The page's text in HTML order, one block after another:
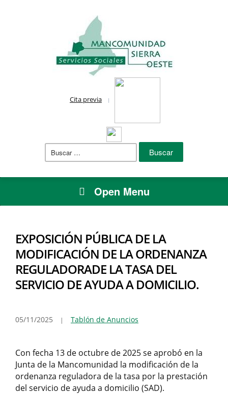
Cita previa
Buscar:
Open Menu
EXPOSICIÓN PÚBLICA DE LA
MODIFICACIÓN DE LA ORDENANZA
REGULADORADE LA TASA DEL
SERVICIO DE AYUDA A DOMICILIO.
05/11/2025 Tablón de Anuncios
Con fecha 13 de octubre de 2025 se aprobó en la
Junta de la Mancomunidad la modificación de la
ordenanza reguladora de la tasa por la prestación
del servicio de ayuda a domicilio (SAD).